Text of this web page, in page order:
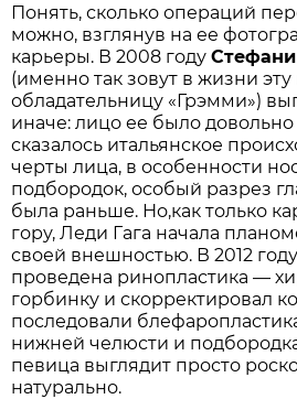
Понять, сколько операций
можно, взглянув на ее
карьеры. В 2008 году
(именно так зовут в жизни
обладательницу «Грэмми»)
иначе: лицо ее было
сказалось итальянское
черты лица, в особенности
подбородок, особый разрез
была раньше. Но,как только
гору, Леди Гага начала
своей внешностью. В 2012
проведена ринопластика —
горбинку и скорректировал
последовали
нижней челюсти и
певица выглядит просто
натурально.